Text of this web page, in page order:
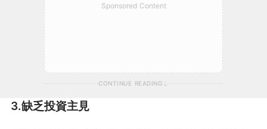
Sponsored Content
CONTINUE READING
3.缺乏投資主見